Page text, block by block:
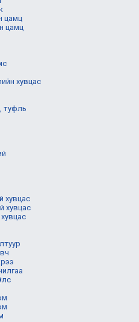
цамц
цамц
хувцас
туфль
хувцас
хувцас
хувцас